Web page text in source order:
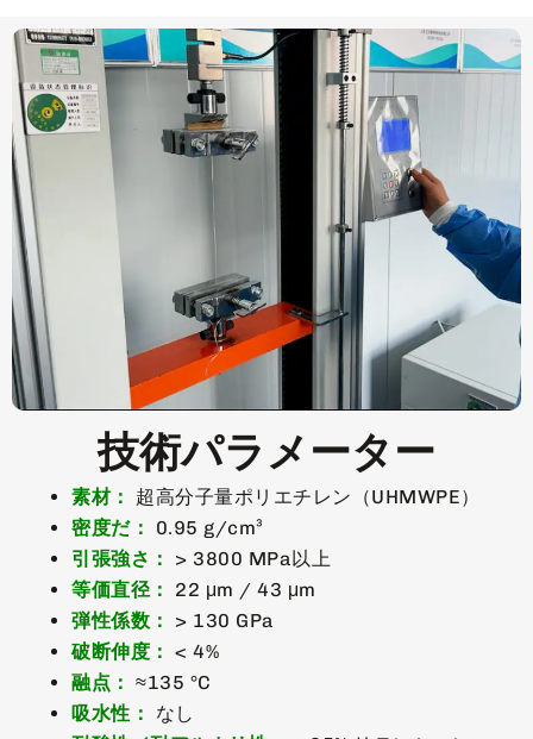
技術パラメーター
素材：
超高分子量ポリエチレン（UHMWPE）
密度だ：
0.95 g/cm³
引張強さ：
> 3800 MPa以上
等価直径：
22 μm / 43 μm
弾性係数：
> 130 GPa
破断伸度： < 4%
融点： ≈135 °C
吸水性：
なし